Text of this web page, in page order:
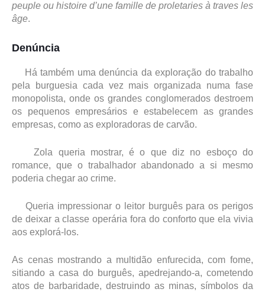
peuple ou histoire d’une famille de proletaries à traves les
âge.
Denúncia
Há também uma denúncia da exploração do trabalho
pela burguesia cada vez mais organizada numa fase
monopolista, onde os grandes conglomerados destroem
os pequenos empresários e estabelecem as grandes
empresas, como as exploradoras de carvão.
Zola queria mostrar, é o que diz no esboço do
romance, que o trabalhador abandonado a si mesmo
poderia chegar ao crime.
Queria impressionar o leitor burguês para os perigos
de deixar a classe operária fora do conforto que ela vivia
aos explorá-los.
As cenas mostrando a multidão enfurecida, com fome,
sitiando a casa do burguês, apedrejando-a, cometendo
atos de barbaridade, destruindo as minas, símbolos da